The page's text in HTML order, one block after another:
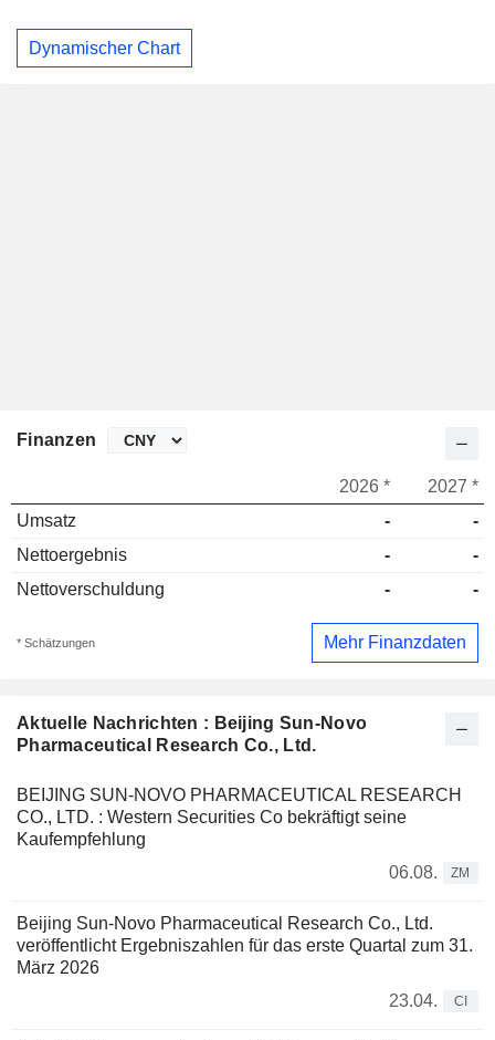
Dynamischer Chart
Aktuelle Nachrichten : Beijing Sun-Novo
Pharmaceutical Research Co., Ltd.
BEIJING SUN-NOVO PHARMACEUTICAL RESEARCH
CO., LTD. : Western Securities Co bekräftigt seine
Kaufempfehlung
06.08.
ZM
Beijing Sun-Novo Pharmaceutical Research Co., Ltd.
veröffentlicht Ergebniszahlen für das erste Quartal zum 31.
März 2026
23.04.
CI
Finanzen
2026 *
2027 *
Umsatz
-
-
Nettoergebnis
-
-
Nettoverschuldung
- -
* Schätzungen Mehr Finanzdaten